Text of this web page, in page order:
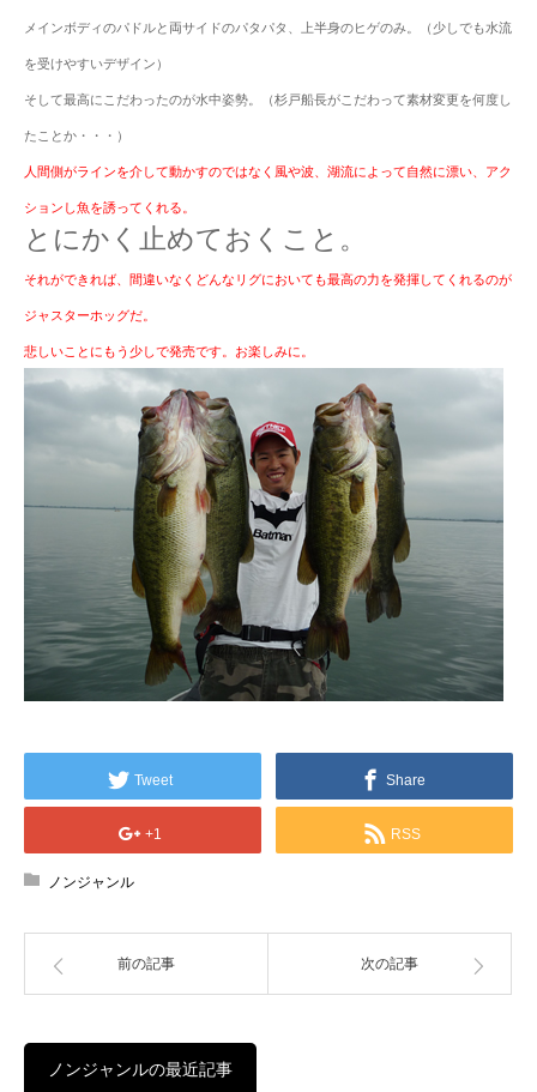
メインボディのパドルと両サイドのパタパタ、上半身のヒゲのみ。（少しでも水流
を受けやすいデザイン）
そして最高にこだわったのが水中姿勢。（杉戸船長がこだわって素材変更を何度し
たことか・・・）
人間側がラインを介して動かすのではなく風や波、湖流によって自然に漂い、アク
ションし魚を誘ってくれる。
とにかく止めておくこと。
それができれば、間違いなくどんなリグにおいても最高の力を発揮してくれるのが
ジャスターホッグだ。
悲しいことにもう少しで発売です。お楽しみに。
Tweet Share
+1 RSS
ノンジャンル
前の記事 次の記事
ノンジャンルの最近記事